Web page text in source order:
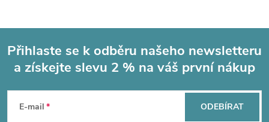
Přihlaste se k odběru našeho newsletteru
a získejte slevu 2 % na váš první nákup
E-mail ODEBÍRAT